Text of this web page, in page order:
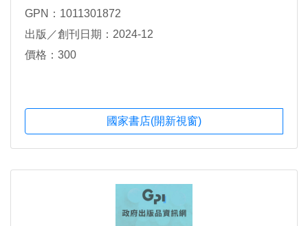
GPN：1011301872
出版／創刊日期：2024-12
價格：300
國家書店(開新視窗)